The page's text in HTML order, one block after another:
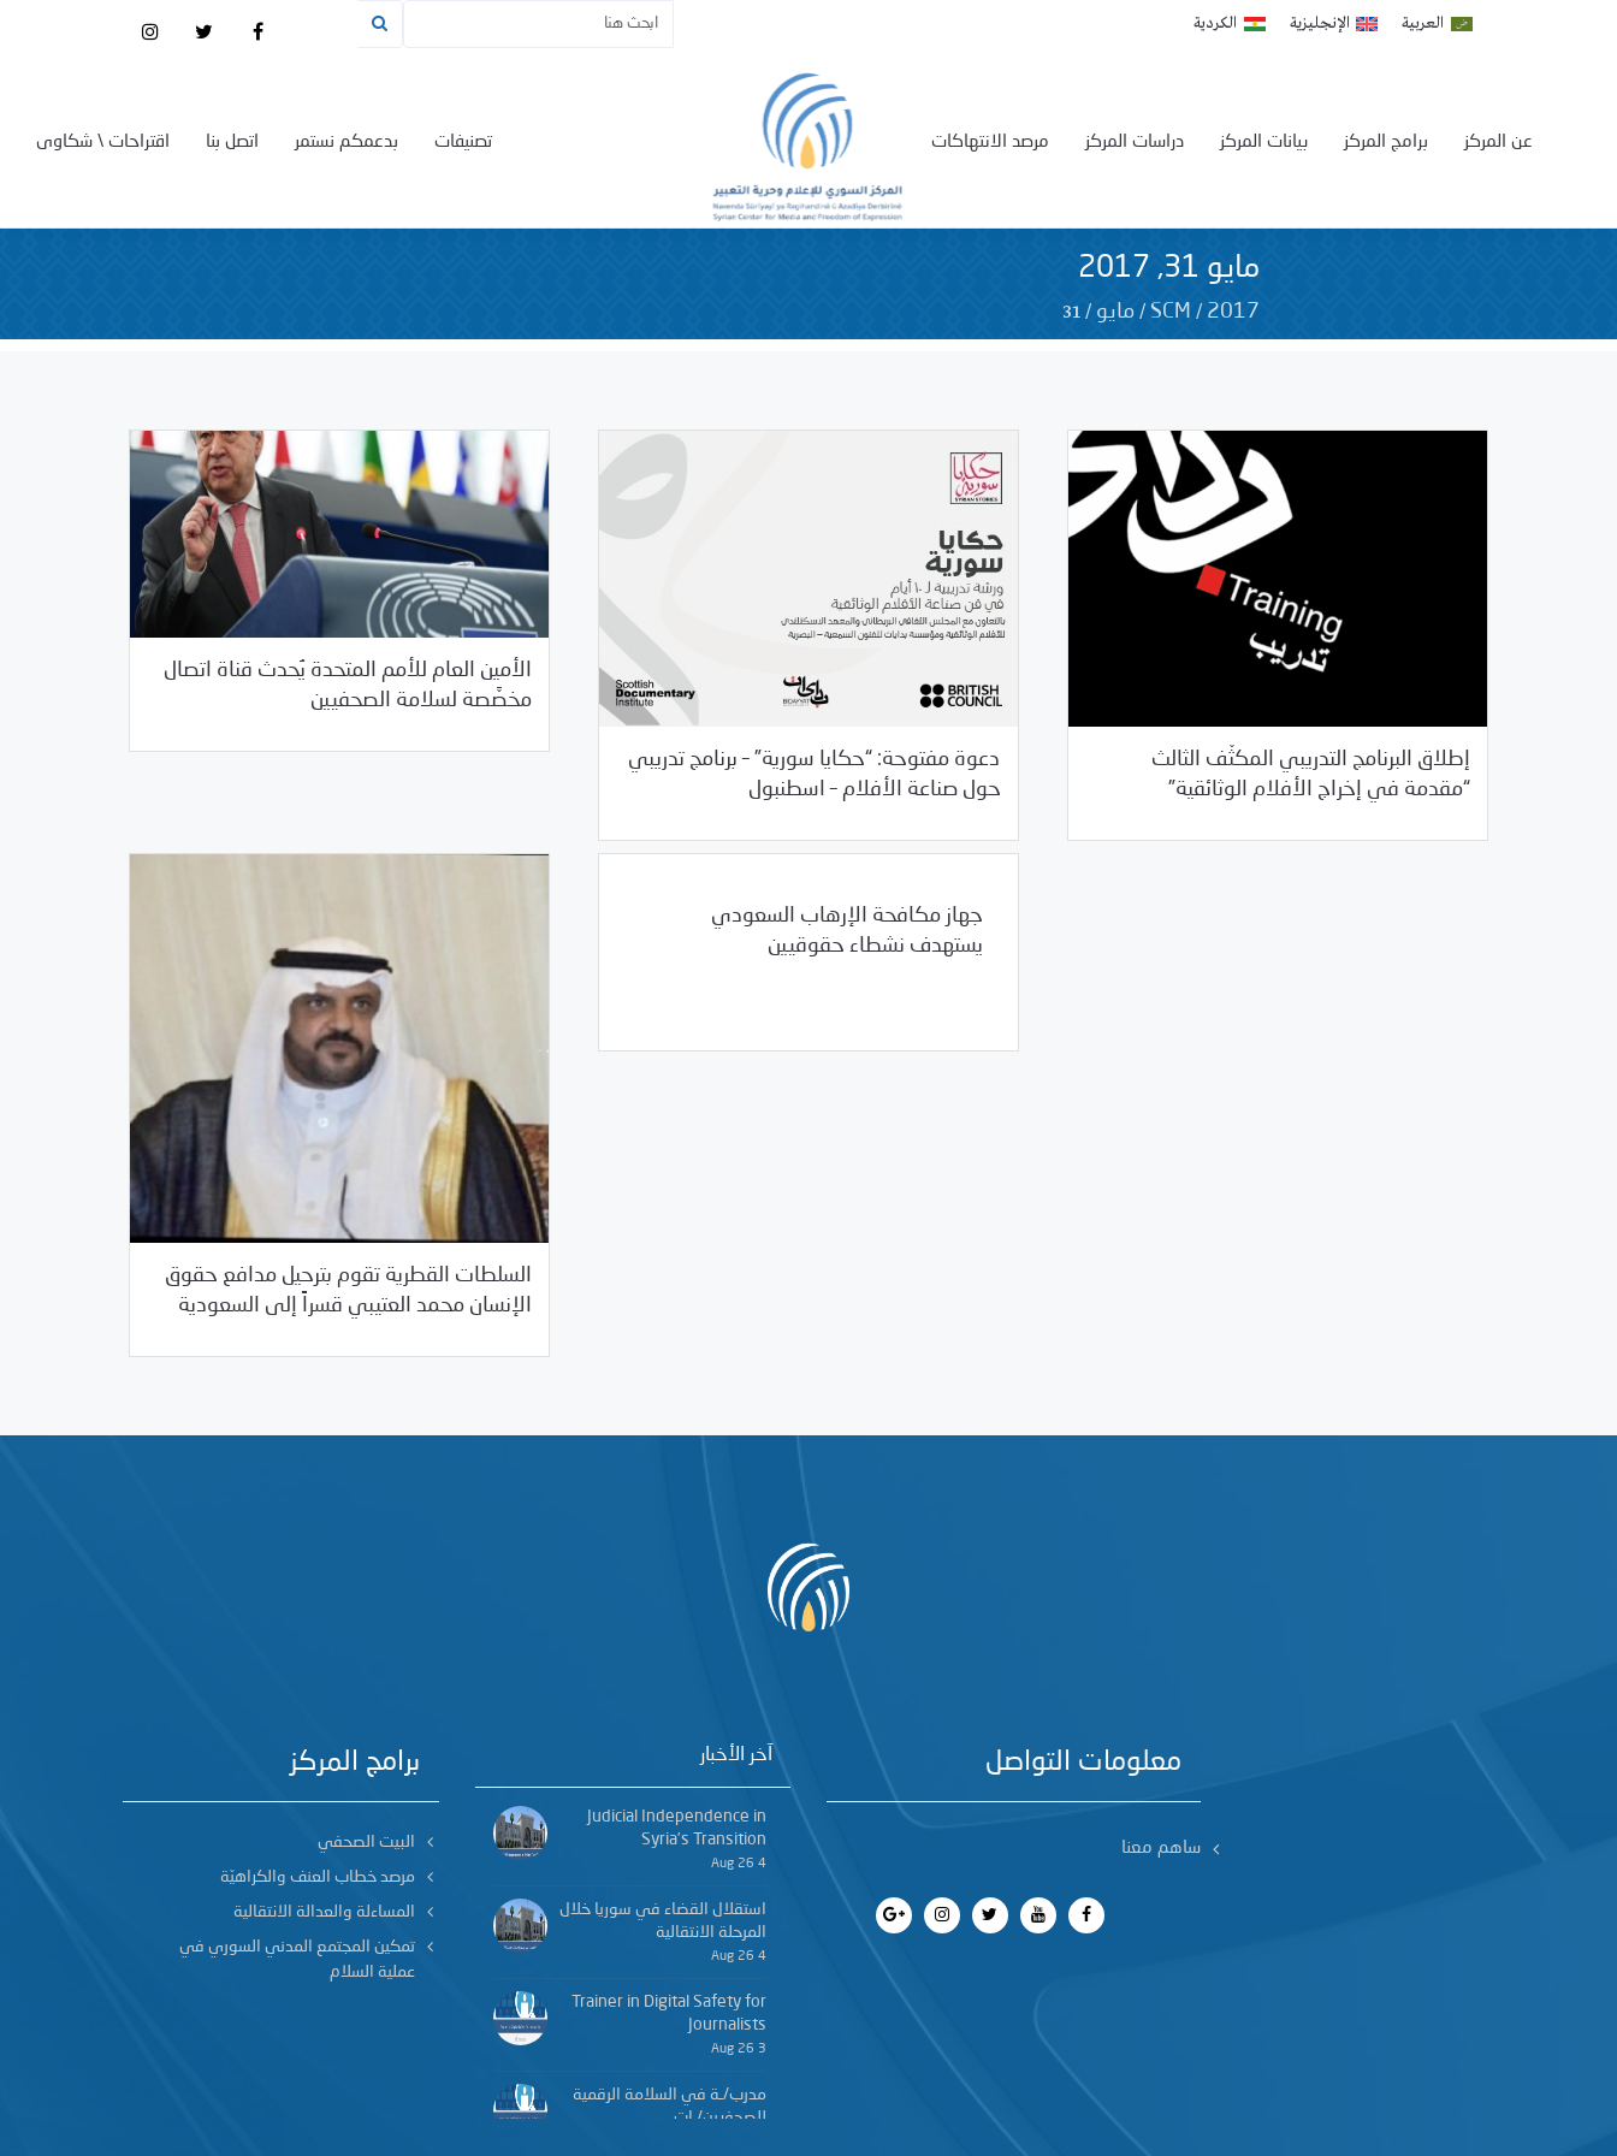
العربية الإنجليزية الكردية
اقتراحات \ شكاوى اتصل بنا بدعمكم نستمر تصنيفات مرصد الانتهاكات دراسات المركز بيانات المركز برامج المركز عن المركز
مايو 31, 2017
SCM / 2017
/ مايو /
31
الأمين العام للأمم المتحدة يُحدث قناة اتصال
مخصَّصة لسلامة الصحفيين
05/31/2017 خبر بارز
دعوة مفتوحة: “حكايا سورية” – برنامج تدريبي
حول صناعة الأفلام – اسطنبول
05/31/2017 فرص التدريب و المشاركة
إطلاق البرنامج التدريبي المكثّف الثالث
“مقدمة في إخراج الأفلام الوثائقية”
05/31/2017 فرص التدريب و المشاركة
السلطات القطرية تقوم بترحيل مدافع حقوق
الإنسان محمد العتيبي قسراً إلى السعودية
05/31/2017 السعودية /العالم العربي/قطر
جهاز مكافحة الإرهاب السعودي
يستهدف نشطاء حقوقيين
برامج المركز
البيت الصحفي
مرصد خطاب العنف والكراهيّة
المساءلة والعدالة الانتقالية
تمكين المجتمع المدني السوري في
عملية السلام
آخر الأخبار
Judicial Independence in
Syria’s Transition
4 Aug 26
استقلال القضاء في سوريا خلال
المرحلة الانتقالية
4 Aug 26
Trainer in Digital Safety for
Journalists
3 Aug 26
مدرب/ـة في السلامة الرقمية
للصحفيين/ـات
معلومات التواصل
ساهم معنا